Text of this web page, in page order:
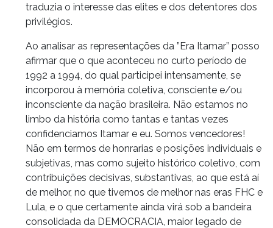
traduzia o interesse das elites e dos detentores dos
privilégios.
Ao analisar as representações da ”Era Itamar” posso
afirmar que o que aconteceu no curto período de
1992 a 1994, do qual participei intensamente, se
incorporou à memória coletiva, consciente e/ou
inconsciente da nação brasileira. Não estamos no
limbo da história como tantas e tantas vezes
confidenciamos Itamar e eu. Somos vencedores!
Não em termos de honrarias e posições individuais e
subjetivas, mas como sujeito histórico coletivo, com
contribuições decisivas, substantivas, ao que está aí
de melhor, no que tivemos de melhor nas eras FHC e
Lula, e o que certamente ainda virá sob a bandeira
consolidada da DEMOCRACIA, maior legado de